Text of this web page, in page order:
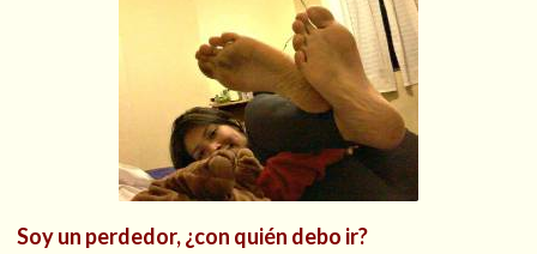
Soy un perdedor, ¿con quién debo ir?